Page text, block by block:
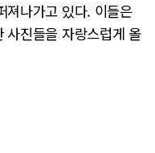
져나가고 있다. 이들은
사진들을 자랑스럽게 올